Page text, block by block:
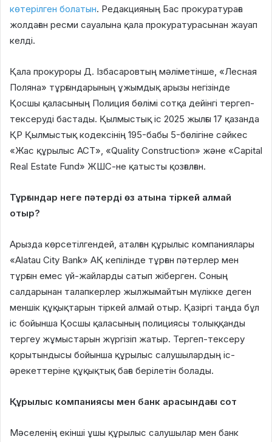
көтерілген болатын. Редакцияның Бас прокуратураға
жолдаған ресми сауалына қала прокуратурасынан жауап
келді.
Қала прокуроры Д. Ізбасаровтың мәліметінше, «Лесная
Поляна» тұрғындарының ұжымдық арызы негізінде
Қосшы қаласының Полиция бөлімі сотқа дейінгі тергеп-
тексеруді бастады. Қылмыстық іс 2025 жылғы 17 қазанда
ҚР Қылмыстық кодексінің 195-бабы 5-бөлігіне сәйкес
«Жас құрылыс АСТ», «Quality Construction» және «Capital
Real Estate Fund» ЖШС-не қатысты қозғалған.
Тұрғындар неге пәтерді өз атына тіркей алмай
отыр?
Арызда көрсетілгендей, аталған құрылыс компаниялары
«Alatau City Bank» АҚ кепілінде тұрған пәтерлер мен
тұрғын емес үй-жайларды сатып жіберген. Соның
салдарынан талапкерлер жылжымайтын мүлікке деген
меншік құқықтарын тіркей алмай отыр. Қазіргі таңда бұл
іс бойынша Қосшы қаласының полициясы толыққанды
тергеу жұмыстарын жүргізіп жатыр. Тергеп-тексеру
қорытындысы бойынша құрылыс салушылардың іс-
әрекеттеріне құқықтық баға берілетін болады.
Құрылыс компаниясы мен банк арасындағы сот
Мәселенің екінші ұшы құрылыс салушылар мен банк